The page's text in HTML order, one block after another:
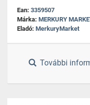
Ean: 3359507
Márka: MERKURY
Eladó: MerkuryMarket
További